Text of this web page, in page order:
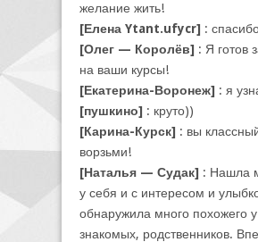
желание жить!
[Елена Ytant.ufycr] :
[Олег — Королёв] : Я готов
на ваши курсы!
[Екатерина-Воронеж] : я
[пушкино] : круто))
[Карина-Курск] : вы
ворзьми!
[Наталья — Судак] : Нашла
у себя и с интересом и
обнаружила много похожего
знакомых, родственников.